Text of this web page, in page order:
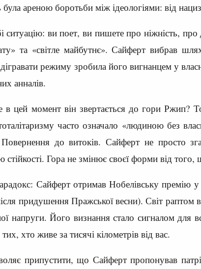
була ареною боротьби між ідеологіями: від
ситуацію: ви поет, ви пишете про ніжність,
та «світле майбутнє». Сайферт вибрав
режиму зробила його вигнанцем у
анналів.
в цей момент він звертається до гори Ржип?
часто означало «людиною без
Повернення до витоків. Сайферт не просто
стійкості. Гора не змінює своєї форми від
Сайферт отримав Нобелівську премію у
придушення Пражської весни). Світ раптом
напруги. Його визнання стало сигналом
хто живе за тисячі кілометрів від вас.
припустити, що Сайферт пропонував